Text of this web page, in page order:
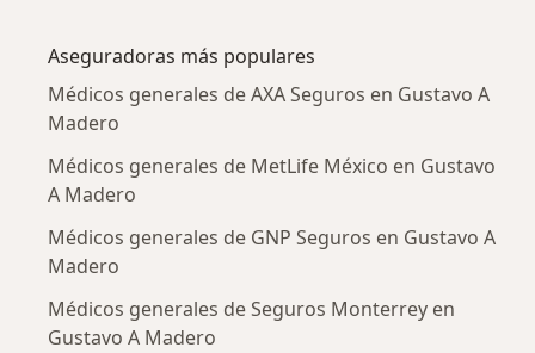
Aseguradoras más populares
Médicos generales de AXA Seguros en Gustavo A
Madero
Médicos generales de MetLife México en Gustavo
A Madero
Médicos generales de GNP Seguros en Gustavo A
Madero
Médicos generales de Seguros Monterrey en
Gustavo A Madero